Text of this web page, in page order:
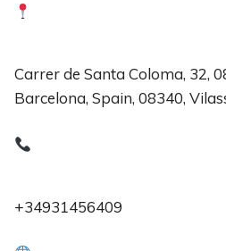
Carrer de Santa Coloma, 32,
Barcelona, Spain, 08340,
+34931456409